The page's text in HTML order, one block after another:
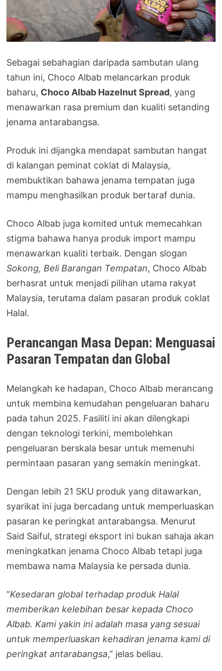
Sebagai sebahagian daripada sambutan ulang
tahun ini, Choco Albab melancarkan produk
baharu, Choco Albab Hazelnut Spread, yang
menawarkan rasa premium dan kualiti setanding
jenama antarabangsa.
Produk ini dijangka mendapat sambutan hangat
di kalangan peminat coklat di Malaysia,
membuktikan bahawa jenama tempatan juga
mampu menghasilkan produk bertaraf dunia.
Choco Albab juga komited untuk memecahkan
stigma bahawa hanya produk import mampu
menawarkan kualiti terbaik. Dengan slogan
Sokong, Beli Barangan Tempatan, Choco Albab
berhasrat untuk menjadi pilihan utama rakyat
Malaysia, terutama dalam pasaran produk coklat
Halal.
Perancangan Masa Depan: Menguasai
Pasaran Tempatan dan Global
Melangkah ke hadapan, Choco Albab merancang
untuk membina kemudahan pengeluaran baharu
pada tahun 2025. Fasiliti ini akan dilengkapi
dengan teknologi terkini, membolehkan
pengeluaran berskala besar untuk memenuhi
permintaan pasaran yang semakin meningkat.
Dengan lebih 21 SKU produk yang ditawarkan,
syarikat ini juga bercadang untuk memperluaskan
pasaran ke peringkat antarabangsa. Menurut
Said Saiful, strategi eksport ini bukan sahaja akan
meningkatkan jenama Choco Albab tetapi juga
membawa nama Malaysia ke persada dunia.
“Kesedaran global terhadap produk Halal
memberikan kelebihan besar kepada Choco
Albab. Kami yakin ini adalah masa yang sesuai
untuk memperluaskan kehadiran jenama kami di
peringkat antarabangsa,” jelas beliau.